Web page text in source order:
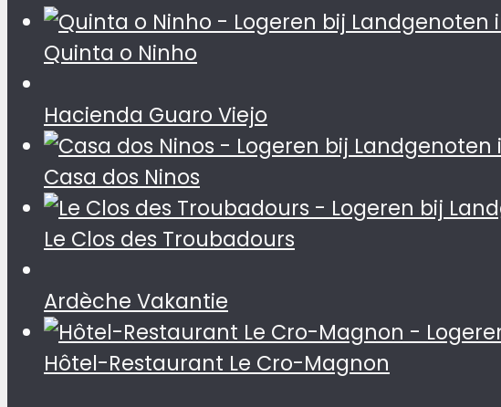
Quinta o Ninho
Hacienda Guaro Viejo
Casa dos Ninos
Le Clos des Troubadours
Ardèche Vakantie
Hôtel-Restaurant Le Cro-Magnon